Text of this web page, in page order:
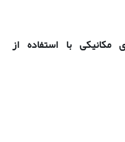
مکانیکی با استفاده از